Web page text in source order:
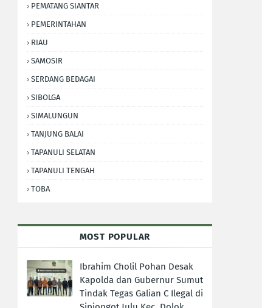
PEMATANG SIANTAR
PEMERINTAHAN
RIAU
SAMOSIR
SERDANG BEDAGAI
SIBOLGA
SIMALUNGUN
TANJUNG BALAI
TAPANULI SELATAN
TAPANULI TENGAH
TOBA
MOST POPULAR
Ibrahim Cholil Pohan Desak
Kapolda dan Gubernur Sumut
Tindak Tegas Galian C Ilegal di